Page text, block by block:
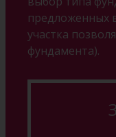
предложенных
участка
фундамента).